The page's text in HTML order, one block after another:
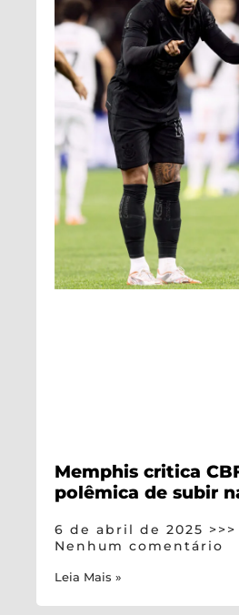
Memphis critica
polêmica de subir
6 de abril de 2025
Nenhum comentário
Leia Mais »